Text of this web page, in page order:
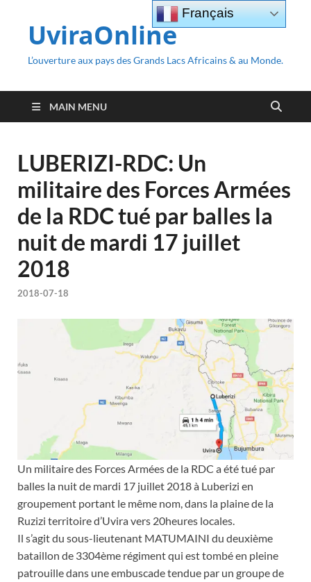
UviraOnline
L’ouverture aux pays des Grands Lacs Africains & au Monde.
MAIN MENU
LUBERIZI-RDC: Un
militaire des Forces Armées
de la RDC tué par balles la
nuit de mardi 17 juillet
2018
2018-07-18
Un militaire des Forces Armées de la RDC a été tué par
balles la nuit de mardi 17 juillet 2018 à Luberizi en
groupement portant le même nom, dans la plaine de la
Ruzizi territoire d’Uvira vers 20heures locales.
Il s’agit du sous-lieutenant MATUMAINI du deuxième
bataillon de 3304ème régiment qui est tombé en pleine
patrouille dans une embuscade tendue par un groupe de
Français